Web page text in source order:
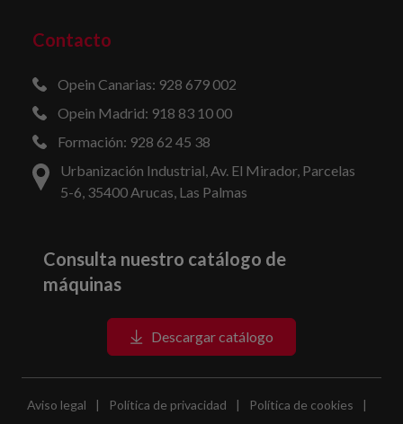
Contacto
Opein Canarias: 928 679 002
Opein Madrid: 918 83 10 00
Formación: 928 62 45 38
Urbanización Industrial, Av. El Mirador, Parcelas
5-6, 35400 Arucas, Las Palmas
Consulta nuestro catálogo de
máquinas
Descargar catálogo
Aviso legal | Política de privacidad | Política de cookies
|